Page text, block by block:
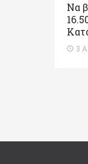
Να
3